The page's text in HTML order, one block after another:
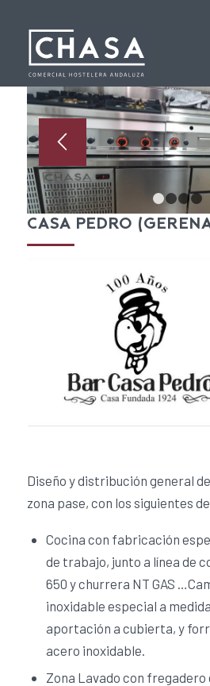
CASA PEDRO
Diseño y distribución general
zona pase, con los siguientes
Cocina con fabricación
de trabajo, junto a línea de
650 y churrera NT GAS
inoxidable especial a
aportación a cubierta, y
acero inoxidable.
Zona Lavado con fregadero